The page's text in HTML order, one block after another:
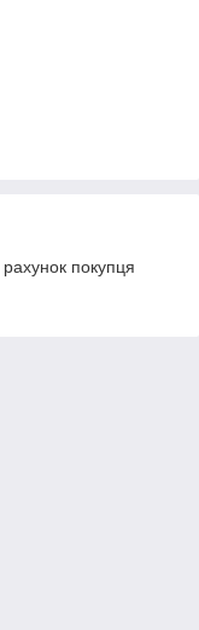
покупця